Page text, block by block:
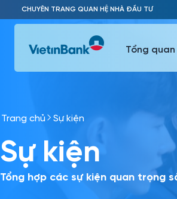
Skip to Main Content
CHUYÊN TRANG QUAN HỆ NHÀ ĐẦU TƯ
Tổng quan
Trang chủ Sự kiện
Sự kiện
Tổng hợp các sự kiện quan trọng